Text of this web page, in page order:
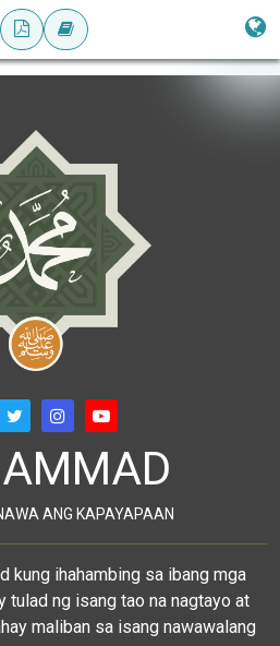
ANG KAPAYAPAAN
kung ihahambing sa ibang mga
tulad ng isang tao na nagtayo at
maliban sa isang nawawalang